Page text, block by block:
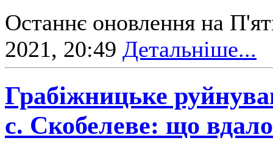
Останнє оновлення на
2021, 20:49 Детальніше...
Грабіжницьке
с. Скобелеве: що